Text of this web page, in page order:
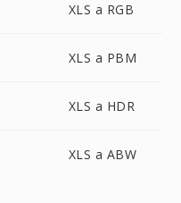
XLS a RGB
XLS a PBM
XLS a HDR
XLS a ABW